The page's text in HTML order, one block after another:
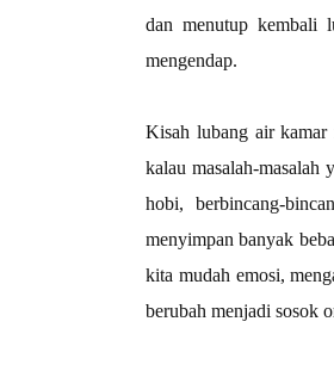
dan menutup kembali
mengendap.
Kisah lubang air kamar
kalau masalah-masalah
hobi, berbincang-
menyimpan banyak
kita mudah emosi,
berubah menjadi sosok